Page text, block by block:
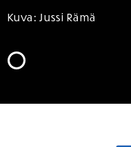
Kuva: Jussi Rämä